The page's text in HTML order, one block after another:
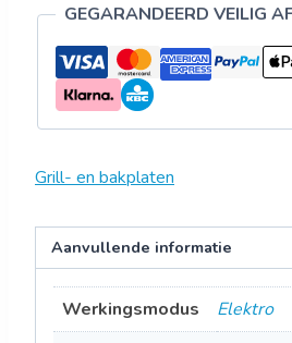
GEGARANDEERD VEILIG
Grill- en bakplaten
Aanvullende informatie
Werkingsmodus
Elektro